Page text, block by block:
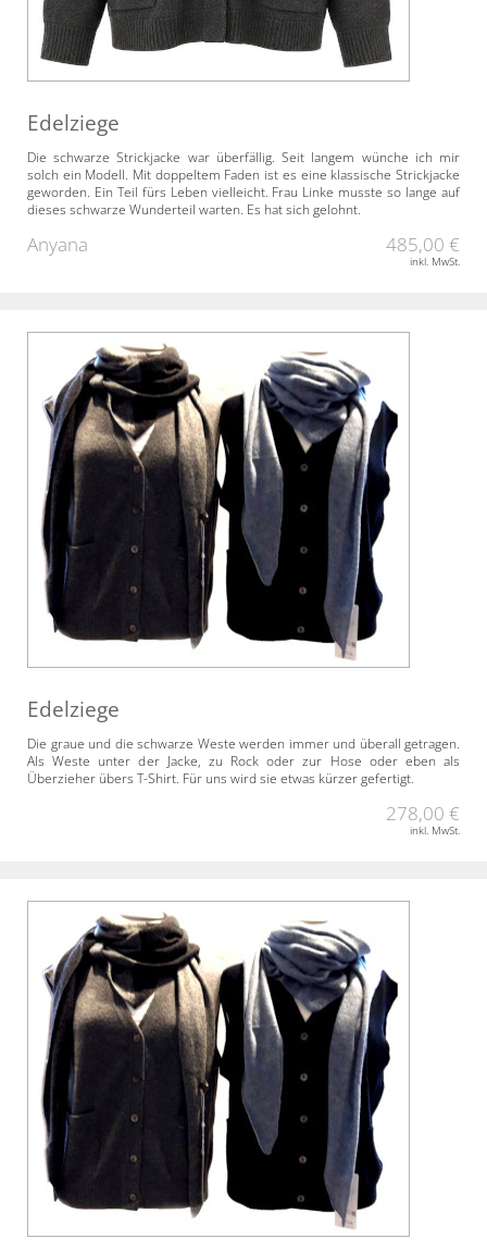
Edelziege
Die schwarze Strickjacke war überfällig. Seit langem wünche ich mir
solch ein Modell. Mit doppeltem Faden ist es eine klassische Strickjacke
geworden. Ein Teil fürs Leben vielleicht. Frau Linke musste so lange auf
dieses schwarze Wunderteil warten. Es hat sich gelohnt.
Anyana 485,00 €
inkl. MwSt.
Edelziege
Die graue und die schwarze Weste werden immer und überall getragen.
Als Weste unter der Jacke, zu Rock oder zur Hose oder eben als
Überzieher übers T-Shirt. Für uns wird sie etwas kürzer gefertigt.
278,00 €
inkl. MwSt.